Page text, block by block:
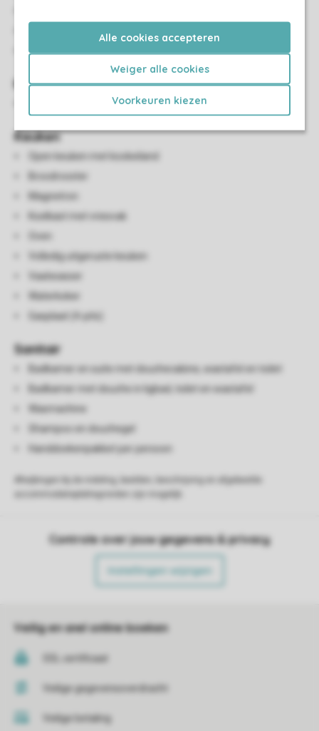
Alle cookies accepteren
Weiger alle cookies
Voorkeuren kiezen
Smart-tv
Kindervoorzieningen
Kinderzitje (op aanvraag en tegen betaling)
Keuken
Open keuken met kookeiland
Broodrooster
Magnetron
Koelkast met vriesvak
Oven
Volledig uitgeruste keuken
Vaatwasser
Waterkoker
Gasplaat (4-pits)
Sanitair
Badkamer en suite met douchecabine, wastafel en toilet
Badkamer met douche in ligbad, toilet en wastafel
Wasmachine
Shampoo en douchegel
Handdoekenpakket per persoon
Controle over jouw gegevens & privacy
Instellingen wijzigen
Veilig en snel online boeken
SSL certificaat
Veilige gegevensoverdracht
Veilige betaling